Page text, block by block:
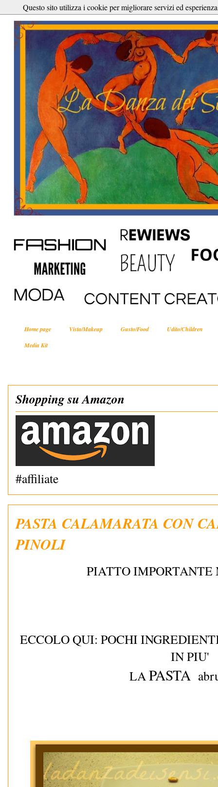
Home page Vista/Makeup Gusto/Food
Udito/Children
Media Kit
Shopping su Amazon
#affiliate
PASTA CALAMARATA CON
PINOLI
PIATTO IMPORTANTE
ECCOLO QUI: POCHI
IN PIU'
LAPASTA
Questo sito utilizza i cookie per migliorare servizi ed